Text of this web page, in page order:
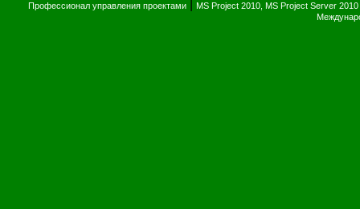
Профессионал управления проектами MS Project 2010, MS Project Server 2010